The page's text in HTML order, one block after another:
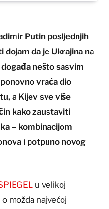
Putin posljednjih
dojam da je Ukrajina na
nešto sasvim
vraća dio
a Kijev sve više
kako zaustaviti
– kombinacijom
i potpuno novog
u velikoj
možda najvećoj